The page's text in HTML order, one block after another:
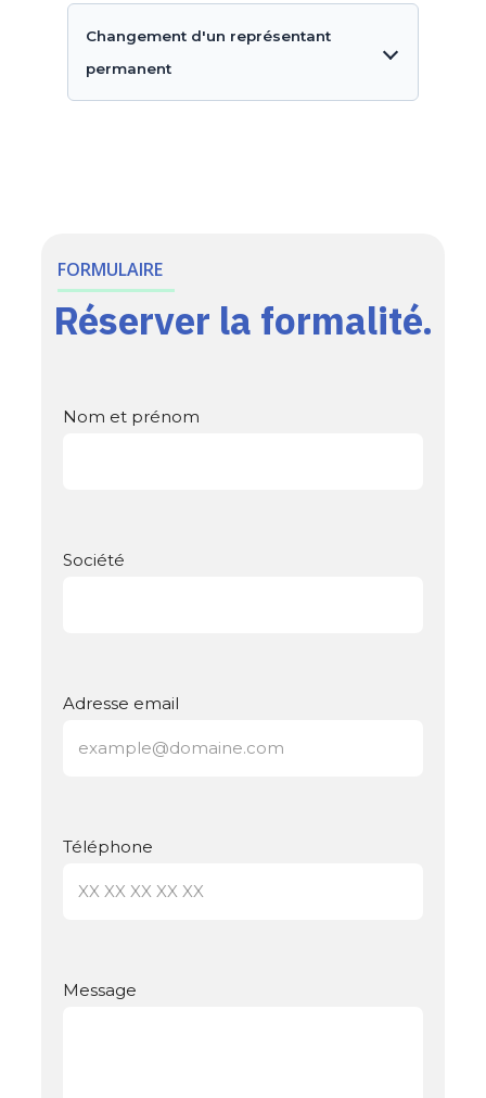
Changement d'un représentant
permanent
FORMULAIRE
Réserver la formalité.
Nom et prénom
Société
Adresse email
Téléphone
Message